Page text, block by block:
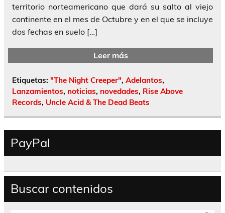
territorio norteamericano que dará su salto al viejo
continente en el mes de Octubre y en el que se incluye
dos fechas en suelo […]
Leer más
Etiquetas: "The Night Creeper", Adelantos,
Lanzamientos, noticias, novedades, Rise Above
Records, Uncle Acid & The Dead Beats
PayPal
Buscar contenidos